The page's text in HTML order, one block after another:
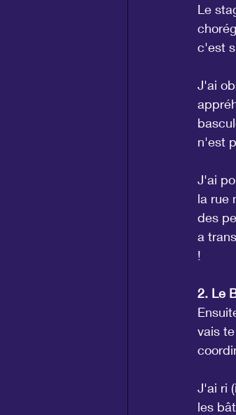
Le
c'est
J'ai
n'est
J'ai
la rue
des
a
!
2. Le
vais
J'ai ri
les